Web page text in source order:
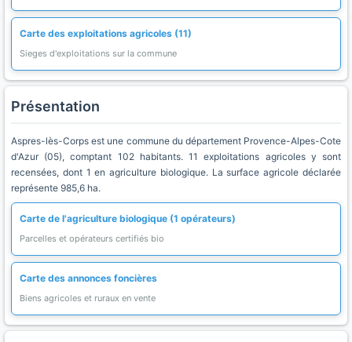
Carte des exploitations agricoles (11)
Sieges d'exploitations sur la commune
Présentation
Aspres-lès-Corps est une commune du département Provence-Alpes-Cote
d'Azur (05), comptant 102 habitants. 11 exploitations agricoles y sont
recensées, dont 1 en agriculture biologique. La surface agricole déclarée
représente 985,6 ha.
Carte de l'agriculture biologique (1 opérateurs)
Parcelles et opérateurs certifiés bio
Carte des annonces foncières
Biens agricoles et ruraux en vente